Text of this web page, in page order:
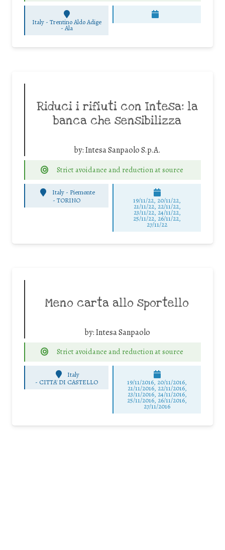
Italy - Trentino Aldo Adige
- Ala
Riduci i rifiuti con Intesa: la
banca che sensibilizza
by:Intesa Sanpaolo S.p.A.
Strict avoidance and reduction at source
Italy - Piemonte
-TORINO 19/11/22, 20/11/22,
21/11/22, 22/11/22,
23/11/22, 24/11/22,
25/11/22, 26/11/22,
27/11/22
Meno carta allo sportello
by:Intesa Sanpaolo
Strict avoidance and reduction at source
Italy
- CITTA' DI CASTELLO 19/11/2016, 20/11/2016,
21/11/2016, 22/11/2016,
23/11/2016, 24/11/2016,
25/11/2016, 26/11/2016,
27/11/2016